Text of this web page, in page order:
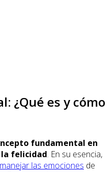
¿Qué es y cómo
fundamental en
felicidad. En su esencia,
las emociones de